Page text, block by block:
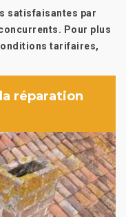
satisfaisantes par
Pour plus
tarifaires,
réparation